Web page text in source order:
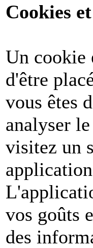
Cookies
Un cookie
d'être
vous êtes
analyser
visitez un
vos goûts
des